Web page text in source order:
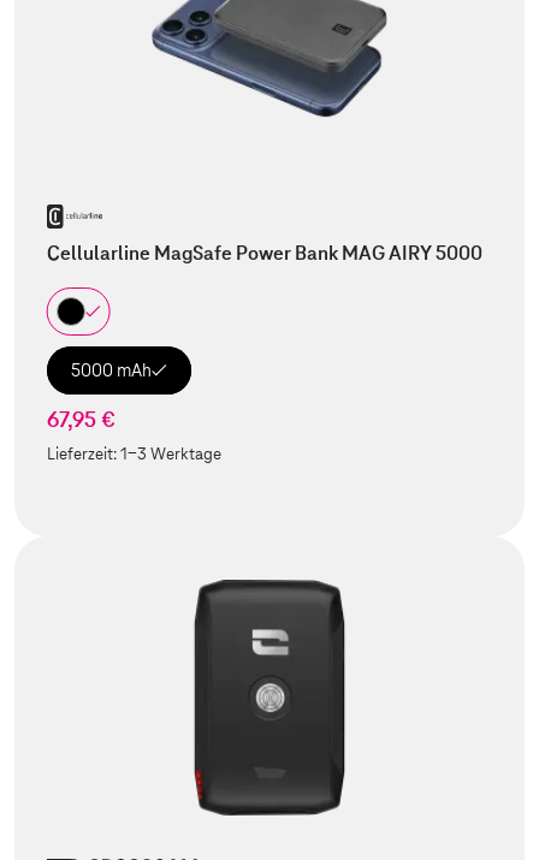
Cellularline MagSafe Power Bank MAG AIRY 5000
5000 mAh
67,95 €
Lieferzeit:1-3 Werktage